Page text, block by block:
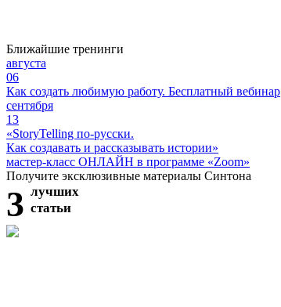
Ближайшие тренинги
августа
06
Как создать любимую работу. Бесплатный вебинар
сентября
13
«StoryTelling по-русски.
Как создавать и рассказывать истории»
мастер-класс ОНЛАЙН в программе «Zoom»
Получите эксклюзивные материалы Синтона
3 лучших
статьи